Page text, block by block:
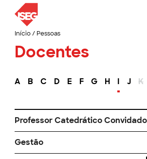
Início/ Pessoas
Docentes
A B C D E F G H I J K
Professor Catedrático Convidado
Gestão